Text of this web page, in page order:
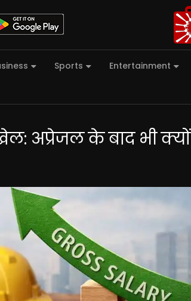
Sports Entertainment
अप्रेजल के बाद भी